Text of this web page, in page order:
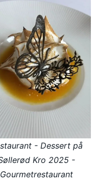
- Dessert på
Kro 2025 -
Gourmetrestaurant